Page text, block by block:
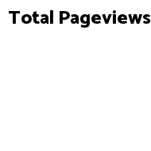
Total Pageviews